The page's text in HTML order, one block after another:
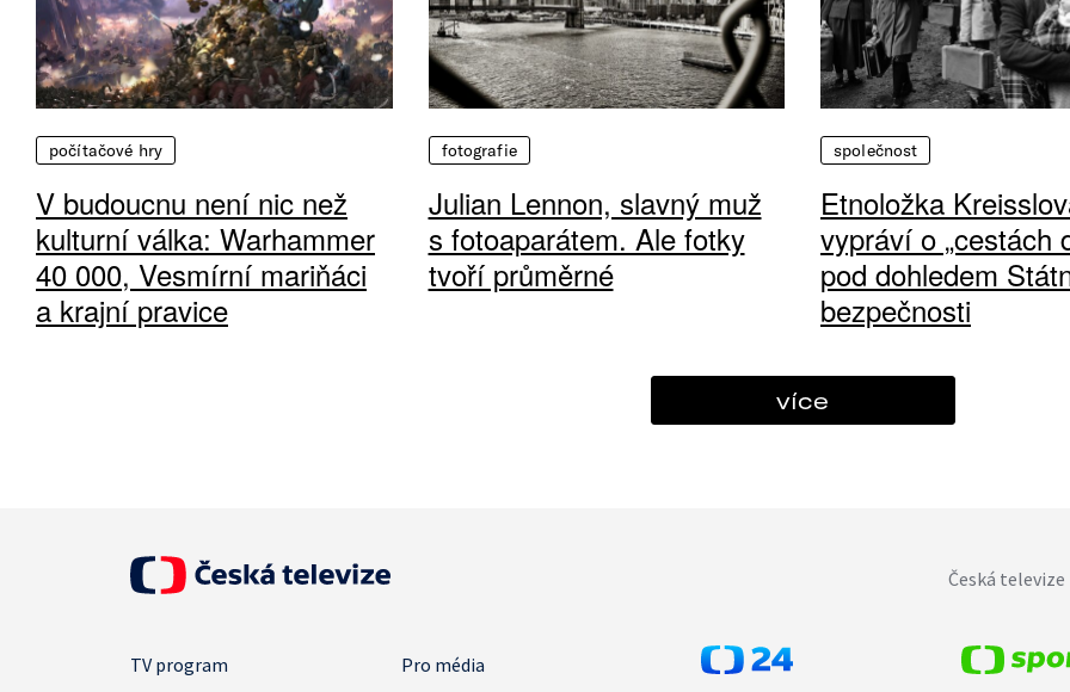
počítačové hry
V budoucnu není nic než
kulturní válka: Warhammer
40 000, Vesmírní mariňáci
a krajní pravice
fotografie
Julian Lennon, slavný muž
s fotoaparátem. Ale fotky
tvoří průměrné
společnost
Etnoložka
vypráví o „cestách
pod dohledem
bezpečnosti
více
Česká
TV program
Pro média